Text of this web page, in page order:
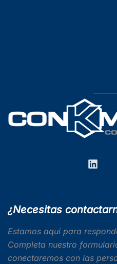
¿Necesitas
Estamos aquí para
Completa nuestro
conectaremos con las